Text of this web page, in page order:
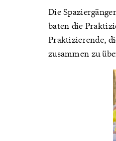
Die
baten die
Praktizierende,
zusammen zu